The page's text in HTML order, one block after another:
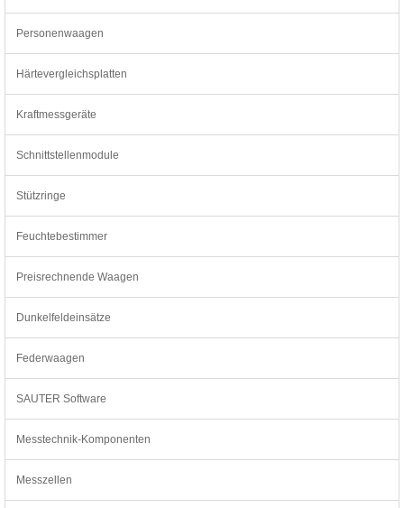
Personenwaagen
Härtevergleichsplatten
Kraftmessgeräte
Schnittstellenmodule
Stützringe
Feuchtebestimmer
Preisrechnende Waagen
Dunkelfeldeinsätze
Federwaagen
SAUTER Software
Messtechnik-Komponenten
Messzellen